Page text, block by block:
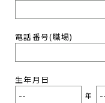
電話番号(職場)
生年月日
年